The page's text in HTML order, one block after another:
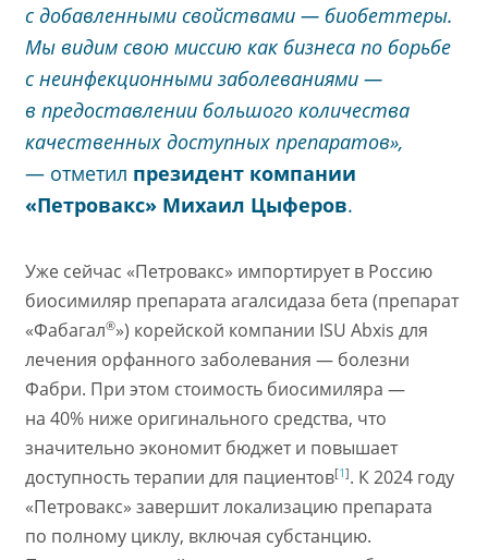
с добавленными свойствами — биобеттеры.
Мы видим свою миссию как бизнеса по борьбе
с неинфекционными заболеваниями —
в предоставлении большого количества
качественных доступных препаратов»,
— отметил президент компании
«Петровакс» Михаил Цыферов.
Уже сейчас «Петровакс» импортирует в Россию
биосимиляр препарата агалсидаза бета (препарат
«Фабагал®») корейской компании ISU Abxis для
лечения орфанного заболевания — болезни
Фабри. При этом стоимость биосимиляра —
на 40% ниже оригинального средства, что
значительно экономит бюджет и повышает
доступность терапии для пациентов[1]. К 2024 году
«Петровакс» завершит локализацию препарата
по полному циклу, включая субстанцию.